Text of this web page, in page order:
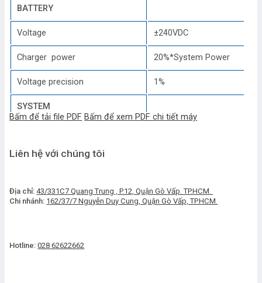
BATTERY
Voltage ±240VDC
Charger power 20%*System Power
Voltage precision 1%
SYSTEM
Normal
Display Color LCD Touch Screen+
Bấm để tải file PDF Bấm để xem PDF chi tiết máy
Liên hệ với chúng tôi
Địa chỉ: 43/331C7 Quang Trung , P.12, Quận Gò Vấp. TP.HCM.
Chi nhánh: 162/37/7 Nguyễn Duy Cung, Quận Gò Vấp, TP.HCM.
Hotline: 028 62622662